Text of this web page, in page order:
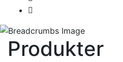
Produkter